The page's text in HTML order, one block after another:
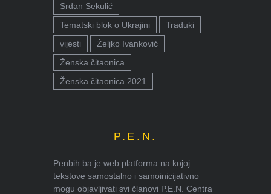
Srđan Sekulić
Tematski blok o Ukrajini
Traduki
vijesti
Željko Ivanković
Ženska čitaonica
Ženska čitaonica 2021
P.E.N.
Penbih.ba je web platforma na kojoj
tekstove samostalno i samoinicijativno
mogu objavljivati svi članovi P.E.N. Centra